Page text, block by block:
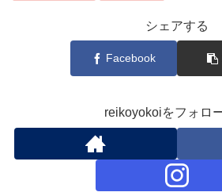
シェアする
Facebook
reikoyokoiをフォロ